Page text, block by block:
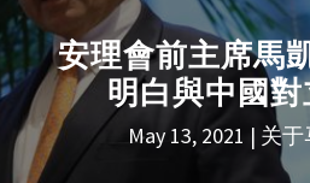
安理會前主席馬
明白與中國
May 13, 2021 关于